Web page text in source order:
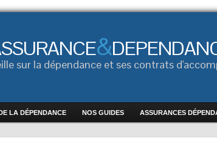
&
sur la dépendance et ses contrats
LA DÉPENDANCE NOS GUIDES ASSURANCES